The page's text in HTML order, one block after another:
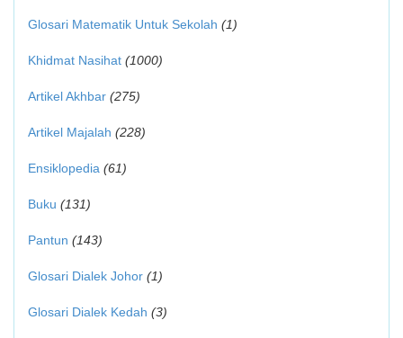
Glosari Matematik Untuk Sekolah (1)
Khidmat Nasihat (1000)
Artikel Akhbar (275)
Artikel Majalah (228)
Ensiklopedia (61)
Buku (131)
Pantun (143)
Glosari Dialek Johor (1)
Glosari Dialek Kedah (3)